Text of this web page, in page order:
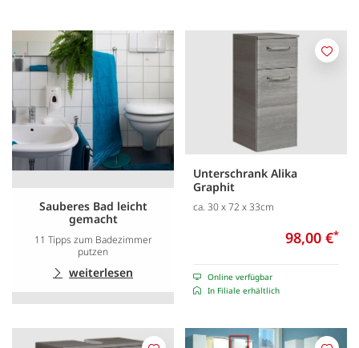
Sauberes Bad leicht
gemacht
11 Tipps zum Badezimmer
putzen
weiterlesen
Unterschrank Alika
Graphit
ca. 30 x 72 x 33cm
98,00 €*
Online verfügbar
In Filiale erhältlich